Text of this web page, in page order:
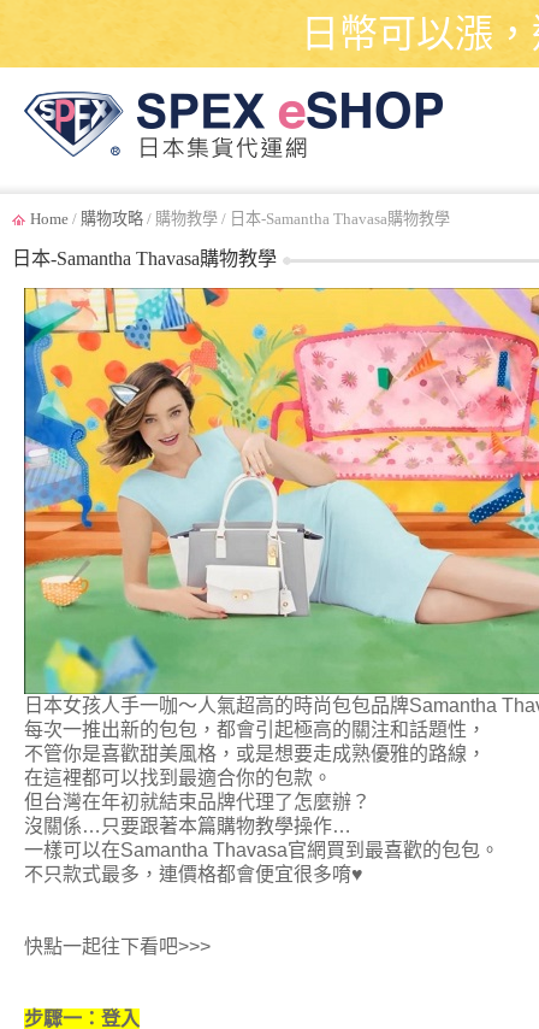
日幣可以漲
Home / 購物攻略 / 購物教學 / 日本-Samantha Thavasa購物教學
日本-Samantha Thavasa購物教學
日本女孩人手一咖～人氣超高的時尚包包品牌Samantha
每次一推出新的包包，都會引起極高的關注和話題性，
不管你是喜歡甜美風格，或是想要走成熟優雅的路線，
在這裡都可以找到最適合你的包款。
但台灣在年初就結束品牌代理了怎麼辦？
沒關係…只要跟著本篇購物教學操作…
一樣可以在Samantha Thavasa官網買到最喜歡的包包。
不只款式最多，連價格都會便宜很多唷♥
快點一起往下看吧>>>
步驟一：登入